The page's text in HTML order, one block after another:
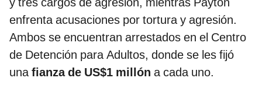
enfrenta acusaciones por tortura y agresión.
Ambos se encuentran arrestados en el Centro
de Detención para Adultos, donde se les fijó
unafianza de US$1 millón a cada uno.